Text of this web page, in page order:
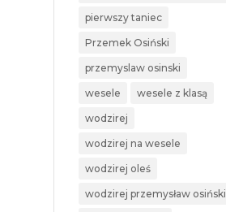
pierwszy taniec
Przemek Osiński
przemyslaw osinski
wesele wesele z klasą
wodzirej
wodzirej na wesele
wodzirej oleś
wodzirej przemysław osiński